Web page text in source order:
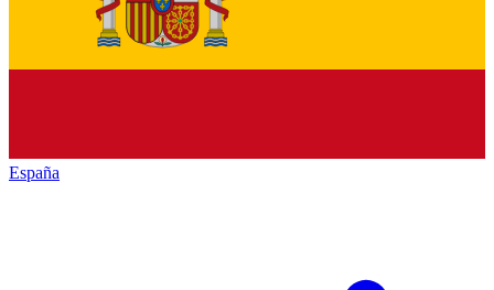
España